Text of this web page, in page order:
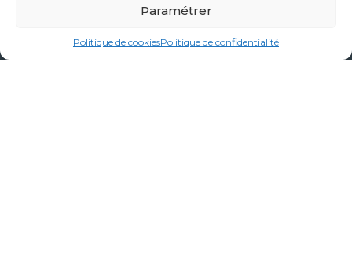
Paramétrer
Politique de cookiesPolitique de confidentialité
contact@creakub.fr